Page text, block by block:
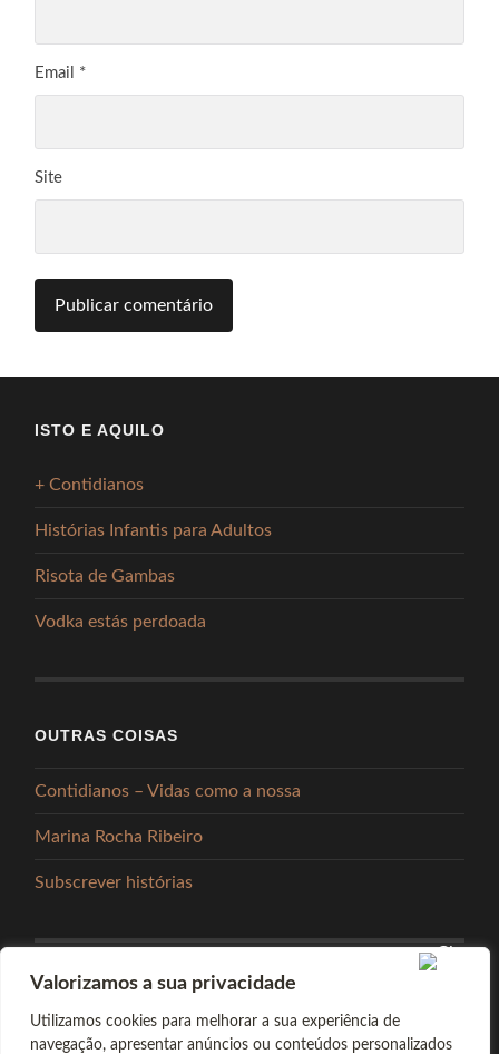
Valorizamos a sua privacidade
Utilizamos cookies para melhorar a sua experiência de
navegação, apresentar anúncios ou conteúdos personalizados
Email *
Site
ISTO E AQUILO
+ Contidianos
Histórias Infantis para Adultos
Risota de Gambas
Vodka estás perdoada
OUTRAS COISAS
Contidianos – Vidas como a nossa
Marina Rocha Ribeiro
Subscrever histórias